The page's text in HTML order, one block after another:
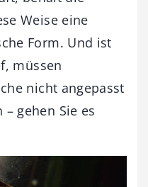
Weise eine
Form. Und ist
müssen
nicht angepasst
gehen Sie es